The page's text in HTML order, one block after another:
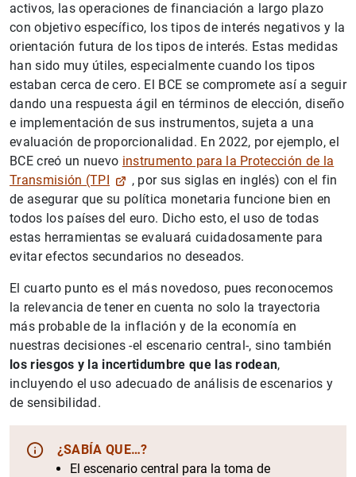
activos, las operaciones de financiación a largo plazo
con objetivo específico, los tipos de interés negativos y la
orientación futura de los tipos de interés. Estas medidas
han sido muy útiles, especialmente cuando los tipos
estaban cerca de cero. El BCE se compromete así a seguir
dando una respuesta ágil en términos de elección, diseño
e implementación de sus instrumentos, sujeta a una
evaluación de proporcionalidad. En 2022, por ejemplo, el
BCE creó un nuevo instrumento para la Protección de la
Transmisión (TPI
, por sus siglas en inglés) con el fin
de asegurar que su política monetaria funcione bien en
todos los países del euro. Dicho esto, el uso de todas
estas herramientas se evaluará cuidadosamente para
evitar efectos secundarios no deseados.
El cuarto punto es el más novedoso, pues reconocemos
la relevancia de tener en cuenta no solo la trayectoria
más probable de la inflación y de la economía en
nuestras decisiones -el escenario central-, sino también
los riesgos y la incertidumbre que las rodean,
incluyendo el uso adecuado de análisis de escenarios y
de sensibilidad.
¿SABÍA QUE…?
El escenario central para la toma de